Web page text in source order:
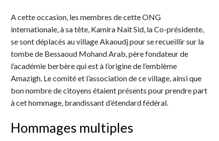
A cette occasion, les membres de cette ONG
internationale, à sa tête, Kamira Nait Sid, la Co-présidente,
se sont déplacés au village Akaoudj pour se recueillir sur la
tombe de Bessaoud Mohand Arab, père fondateur de
l’académie berbère qui est à l’origine de l’emblème
Amazigh. Le comité et l’association de ce village, ainsi que
bon nombre de citoyens étaient présents pour prendre part
à cet hommage, brandissant d’étendard fédéral.
Hommages multiples